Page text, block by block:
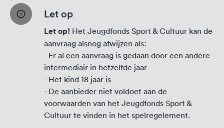
Let op
Let op! Het Jeugdfonds Sport & Cultuur kan de
aanvraag alsnog afwijzen als:
- Er al een aanvraag is gedaan door een andere
intermediair in hetzelfde jaar
- Het kind 18 jaar is
- De aanbieder niet voldoet aan de
voorwaarden van het Jeugdfonds Sport &
Cultuur te vinden in het spelregelement.